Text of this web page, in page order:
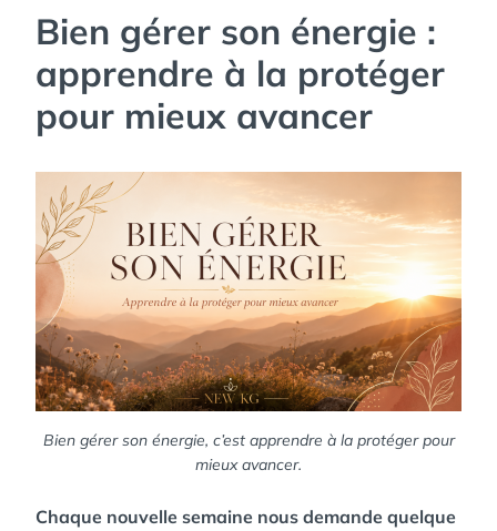
Bien gérer son énergie :
apprendre à la protéger
pour mieux avancer
Bien gérer son énergie, c’est apprendre à la protéger pour
mieux avancer.
Chaque nouvelle semaine nous demande quelque